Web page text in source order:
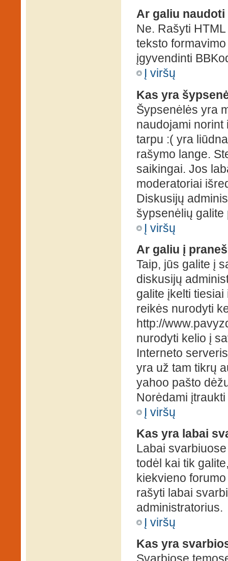
Ar galiu naudoti
Ne. Rašyti
teksto
įgyvendinti
Į viršų
Kas yra
Šypsenėlės yra
naudojami norint
tarpu :( yra
rašymo lange.
saikingai. Jos
moderatoriai
Diskusijų
šypsenėlių galite
Į viršų
Ar galiu į
Taip, jūs galite į
diskusijų
galite įkelti
reikės nurodyti
http://
nurodyti kelio į
Interneto
yra už tam tikrų
yahoo pašto
Norėdami
Į viršų
Kas yra labai
Labai
todėl kai tik
kiekvieno
rašyti labai
administratorius.
Į viršų
Kas yra